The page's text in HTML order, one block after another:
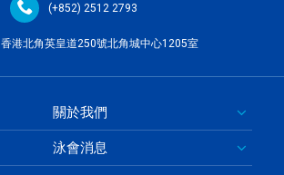
(+852) 2512 2793
香港北角英皇道250號北角城中心1205室
關於我們
泳會消息